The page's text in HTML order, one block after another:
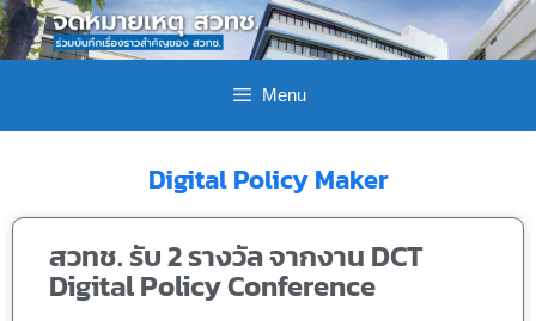
Menu
Digital Policy Maker
สวทช. รับ 2 รางวัล จากงาน DCT
Digital Policy Conference